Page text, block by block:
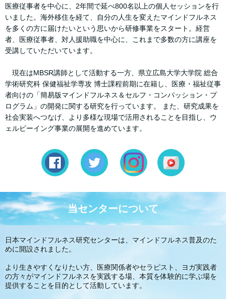
医療従事者を中心に、2年間で延べ800名以上の個人セッションを行
いました。海外移住を経て、自分の人生を変えたマインドフルネス
を多くの方に届けたいという思いから研修事業をスタート。経営
者、医療従事者、対人援助職を中心に、これまで多数の方に講座を
受講していただいています。
現在はMBSR講師として活動する一方、県立広島大学大学院 総合
学術研究科 保健福祉学専攻 博士課程前期に在籍し、医療・福祉従事
者向けの「簡易版マインドフルネス＆セルフ・コンパッション・プ
ログラム」の開発に関する研究を行っています。 また、研究成果を
社会実装へつなげ、より多様な現場で活用されることを目指し、ウ
ェルビーイング事業の展開を進めています。
当センターについて
日本マインドフルネス研究センターは、マインドフルネス普及のた
めに開設されました。
より生きやすくなりたい方、医療関係者やセラピスト、ヨガ実践者
の方々がマインドフルネスを実践する場、本質を体験的に学ぶ場を
提供することを目的として活動しています。